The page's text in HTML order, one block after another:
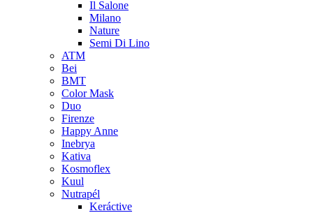
Il Salone
Milano
Nature
Semi Di Lino
ATM
Bei
BMT
Color Mask
Duo
Firenze
Happy Anne
Inebrya
Kativa
Kosmoflex
Kuul
Nutrapél
Keráctive